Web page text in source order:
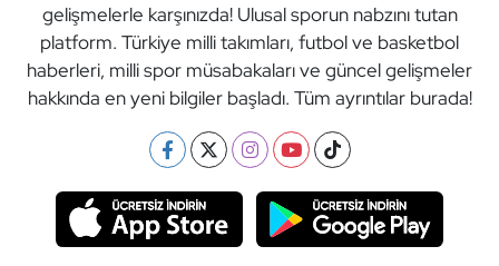
gelişmelerle karşınızda! Ulusal sporun nabzını tutan
platform. Türkiye milli takımları, futbol ve basketbol
haberleri, milli spor müsabakaları ve güncel gelişmeler
hakkında en yeni bilgiler başladı. Tüm ayrıntılar burada!